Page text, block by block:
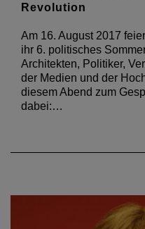
Revolution
Am 16. August 2017
ihr 6. politisches
Architekten, Politiker,
der Medien und der
diesem Abend zum
dabei:…